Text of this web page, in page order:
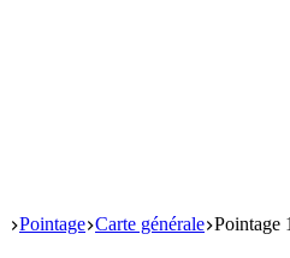
Start
Pointage Carte générale Pointage